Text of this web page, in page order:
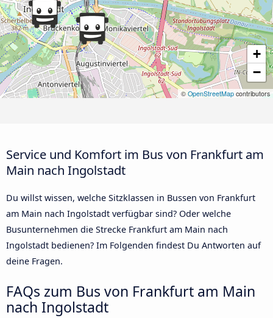
+
−
© OpenStreetMap contributors
Service und Komfort im Bus von Frankfurt am
Main nach Ingolstadt
Du willst wissen, welche Sitzklassen in Bussen von Frankfurt
am Main nach Ingolstadt verfügbar sind? Oder welche
Busunternehmen die Strecke Frankfurt am Main nach
Ingolstadt bedienen? Im Folgenden findest Du Antworten auf
deine Fragen.
FAQs zum Bus von Frankfurt am Main
nach Ingolstadt